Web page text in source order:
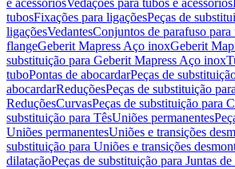
e acessóriosVedações para tubos e acessórios
tubosFixações para ligaçõesPeças de
ligaçõesVedantesConjuntos de parafuso para
flangeGeberit Mapress Aço inoxGeberit
substituição para Geberit Mapress Aço inox
tuboPontas de abocardarPeças de
abocardarReduçõesPeças de substituição para
ReduçõesCurvasPeças de substituição para
substituição para TêsUniões permanentes
Uniões permanentesUniões e transições
substituição para Uniões e transições
dilataçãoPeças de substituição para Juntas